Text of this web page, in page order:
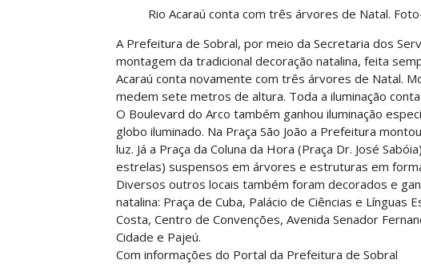
Rio Acaraú conta com três árvores de Natal.
A Prefeitura de Sobral, por meio da Secretaria dos
montagem da tradicional decoração natalina, feita
Acaraú conta novamente com três árvores de Natal.
medem sete metros de altura. Toda a iluminação
O Boulevard do Arco também ganhou iluminação
globo iluminado. Na Praça São João a Prefeitura
luz. Já a Praça da Coluna da Hora (Praça Dr. José
estrelas) suspensos em árvores e estruturas em
Diversos outros locais também foram decorados e
natalina: Praça de Cuba, Palácio de Ciências e Línguas
Costa, Centro de Convenções, Avenida Senador
Cidade e Pajeú.
Com informações do Portal da Prefeitura de Sobral